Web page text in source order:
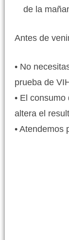
de la
Antes de
• No
prueba de
• El
altera el
• Atendemos